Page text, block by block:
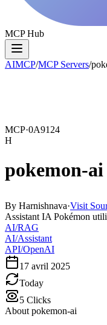
MCP Hub
AIMCP/MCP Servers/
MCP·0A9124
H
pokemon-ai
By Harnishnava·Visit
Assistant IA Pokémon
AI/RAG
AI/Assistant
API/OpenAI
17 avril 2025
Today
5 Clicks
About pokemon-ai